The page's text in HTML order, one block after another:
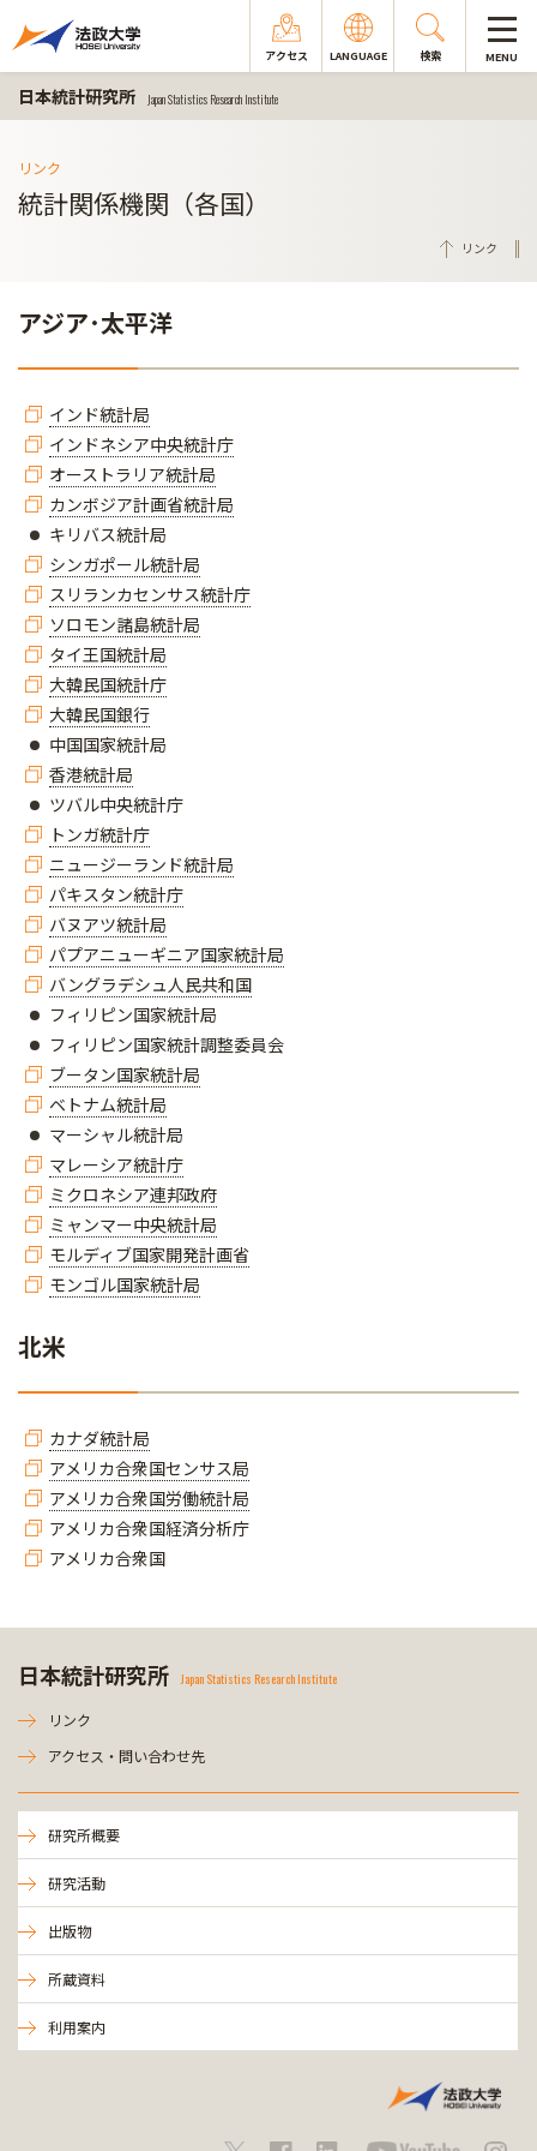
アクセス LANGUAGE 検索 MENU
日本統計研究所 Japan Statistics Research Institute
リンク
統計関係機関（各国）
リンク
アジア･太平洋
インド統計局
インドネシア中央統計庁
オーストラリア統計局
カンボジア計画省統計局
キリバス統計局
シンガポール統計局
スリランカセンサス統計庁
ソロモン諸島統計局
タイ王国統計局
大韓民国統計庁
大韓民国銀行
中国国家統計局
香港統計局
ツバル中央統計庁
トンガ統計庁
ニュージーランド統計局
パキスタン統計庁
バヌアツ統計局
パプアニューギニア国家統計局
バングラデシュ人民共和国
​​​​​​​フィリピン国家統計局
​​​​​​​フィリピン国家統計調整委員会
ブータン国家統計局
ベトナム統計局
​​​マーシャル統計局​​​​​​​
マレーシア統計庁
ミクロネシア連邦政府
ミャンマー中央統計局
モルディブ国家開発計画省
モンゴル国家統計局
北米
カナダ統計局
アメリカ合衆国センサス局
アメリカ合衆国労働統計局
アメリカ合衆国経済分析庁
アメリカ合衆国
日本統計研究所 Japan Statistics Research Institute
リンク
アクセス・問い合わせ先
研究所概要
研究活動
出版物
所蔵資料
利用案内